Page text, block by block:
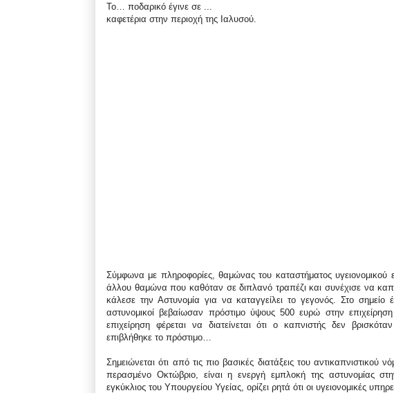
Το… ποδαρικό έγινε σε ...
καφετέρια στην περιοχή της Ιαλυσού.
Σύμφωνα με πληροφορίες, θαμώνας του καταστήματος υγειονομικού
άλλου θαμώνα που καθόταν σε διπλανό τραπέζι και συνέχισε να
κάλεσε την Αστυνομία για να καταγγείλει το γεγονός. Στο σημείο
αστυνομικοί βεβαίωσαν πρόστιμο ύψους 500 ευρώ στην
επιχείρηση φέρεται να διατείνεται ότι ο καπνιστής δεν
επιβλήθηκε το πρόστιμο…
Σημειώνεται ότι από τις πιο βασικές διατάξεις του
περασμένο Οκτώβριο, είναι η ενεργή εμπλοκή της αστυνομίας
εγκύκλιος του Υπουργείου Υγείας, ορίζει ρητά ότι οι υγειονομικές